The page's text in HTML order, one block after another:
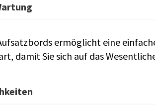
ermöglicht eine
damit Sie sich auf das